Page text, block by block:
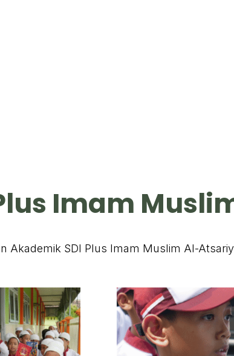
Imam
Akademik SDI Plus Imam Muslim Al-Atsariy